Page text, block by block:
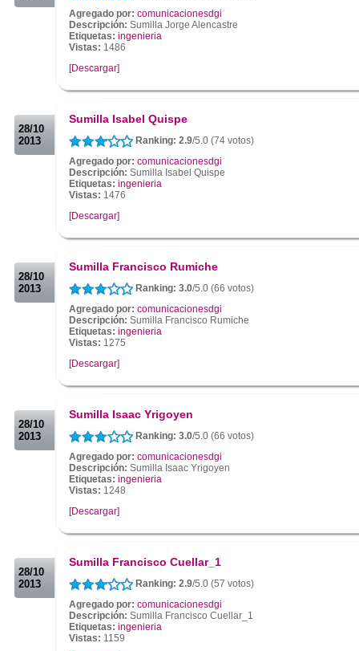
Agregado por: comunicacionesdgi
Descripción: Sumilla Jorge Alencastre
Etiquetas: ingenieria
Vistas: 1486
[Descargar]
28/10
2013
Sumilla Isabel Quispe
Ranking: 2.9/5.0 (74 votos)
Agregado por: comunicacionesdgi
Descripción: Sumilla Isabel Quispe
Etiquetas: ingenieria
Vistas: 1476
[Descargar]
28/10
2013
Sumilla Francisco Rumiche
Ranking: 3.0/5.0 (66 votos)
Agregado por: comunicacionesdgi
Descripción: Sumilla Francisco Rumiche
Etiquetas: ingenieria
Vistas: 1275
[Descargar]
28/10
2013
Sumilla Isaac Yrigoyen
Ranking: 3.0/5.0 (66 votos)
Agregado por: comunicacionesdgi
Descripción: Sumilla Isaac Yrigoyen
Etiquetas: ingenieria
Vistas: 1248
[Descargar]
28/10
2013
Sumilla Francisco Cuellar_1
Ranking: 2.9/5.0 (57 votos)
Agregado por: comunicacionesdgi
Descripción: Sumilla Francisco Cuellar_1
Etiquetas: ingenieria
Vistas: 1159